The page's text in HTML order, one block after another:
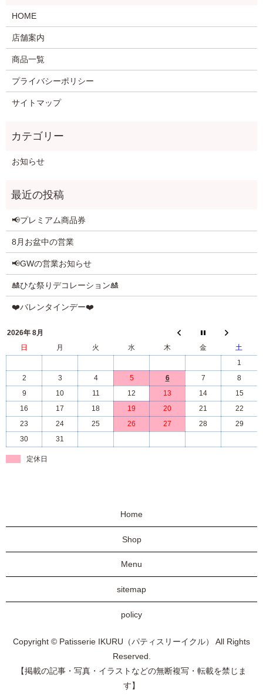
HOME
店舗案内
商品一覧
プライバシーポリシー
サイトマップ
お知らせ
📢プレミアム商品券
8月お盆中の営業
📢GWの営業お知らせ
🎎ひな祭りデコレーション🎎
❤️バレンタインデー❤️
2026年 8月
日
月 火 水 木 金
土
1
2
3 4 5 6 7
8
9
10 11 12 13 14
15
16
17 18 19 20 21
22
23
24 25 26 27 28
29
30
31
定休日
Home
Shop
Menu
sitemap
policy
Copyright © Patisserie IKURU（パティスリーイクル） All Rights
Reserved.
【掲載の記事・写真・イラストなどの無断複写・転載を禁じま
す】